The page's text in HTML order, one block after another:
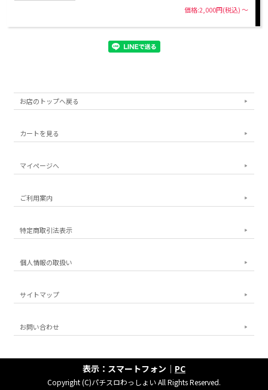
価格:2,000円(税込)～
お店のトップへ戻る
カートを見る
マイページへ
ご利用案内
特定商取引法表示
個人情報の取扱い
サイトマップ
お問い合わせ
表示：スマートフォン｜ PC
Copyright (C)パチスロわっしょい All Rights Reserved.